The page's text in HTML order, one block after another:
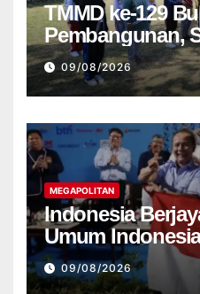
TMMD ke-129
Pembangunan,
Nasionalisme
Dibangun
09/08/2026
MEGAPOLITAN
Indonesia
Umum
Taekwondo
Championships
09/08/2026